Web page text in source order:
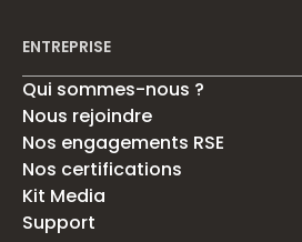
ENTREPRISE
Qui sommes-nous ?
Nous rejoindre
Nos engagements RSE
Nos certifications
Kit Media
Support